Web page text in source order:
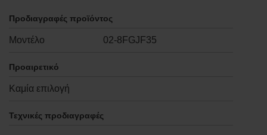
Προδιαγραφές προϊόντος
Μοντέλο 02-8FGJF35
Προαιρετικό
Καμία επιλογή
Τεχνικές προδιαγραφές